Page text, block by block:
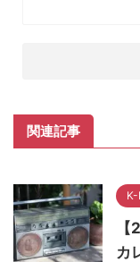
関連記事
K-
カ